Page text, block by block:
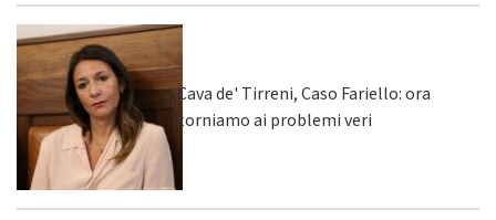
Cava de' Tirreni, Caso Fariello: ora
torniamo ai problemi veri